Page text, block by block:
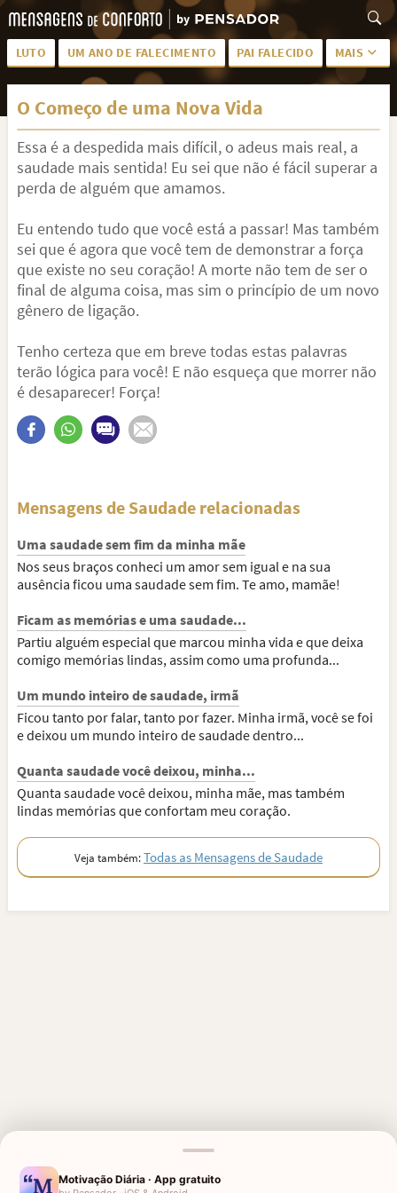
LUTO UM ANO DE FALECIMENTO PAI FALECIDO MAIS
LUTO PARA AMIGA PALAVRAS
SAUDADES DA MÃE
PÊSAMES PARA AMIGA DESCANSE EM PAZ
MEUS SENTIMENTOS
TODAS AS CATEGORIAS
O Começo de uma Nova Vida
Essa é a despedida mais difícil, o adeus mais real, a
saudade mais sentida! Eu sei que não é fácil superar a
perda de alguém que amamos.
Eu entendo tudo que você está a passar! Mas também
sei que é agora que você tem de demonstrar a força
que existe no seu coração! A morte não tem de ser o
final de alguma coisa, mas sim o princípio de um novo
gênero de ligação.
Tenho certeza que em breve todas estas palavras
terão lógica para você! E não esqueça que morrer não
é desaparecer! Força!
Mensagens de Saudade relacionadas
Uma saudade sem fim da minha mãe
Nos seus braços conheci um amor sem igual e na sua
ausência ficou uma saudade sem fim. Te amo, mamãe!
Ficam as memórias e uma saudade...
Partiu alguém especial que marcou minha vida e que deixa
comigo memórias lindas, assim como uma profunda...
Um mundo inteiro de saudade, irmã
Ficou tanto por falar, tanto por fazer. Minha irmã, você se foi
e deixou um mundo inteiro de saudade dentro...
Quanta saudade você deixou, minha...
Quanta saudade você deixou, minha mãe, mas também
lindas memórias que confortam meu coração.
Veja também:Todas as Mensagens de Saudade
Motivação Diária · App gratuito